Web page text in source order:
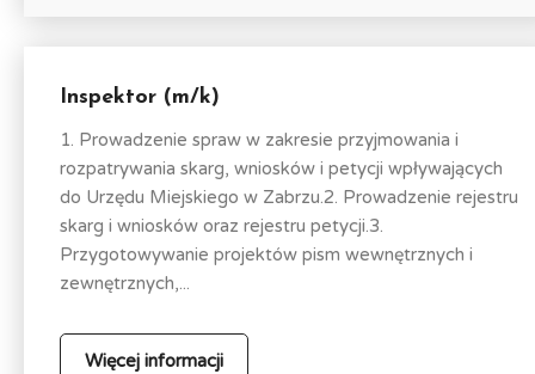
Inspektor (m/k)
1. Prowadzenie spraw w zakresie przyjmowania i
rozpatrywania skarg, wniosków i petycji wpływających
do Urzędu Miejskiego w Zabrzu.2. Prowadzenie rejestru
skarg i wniosków oraz rejestru petycji.3.
Przygotowywanie projektów pism wewnętrznych i
zewnętrznych,...
Więcej informacji